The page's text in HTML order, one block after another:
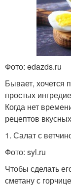
Фото: edazds.ru
Бывает, хочется
простых
Когда нет
рецептов
1. Салат с
Фото: syl.ru
Чтобы сделать
сметану с